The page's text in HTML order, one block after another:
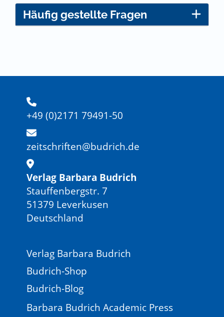
Häufig gestellte Fragen
+49 (0)2171 79491-50
zeitschriften@budrich.de
Verlag Barbara Budrich
Stauffenbergstr. 7
51379 Leverkusen
Deutschland
Verlag Barbara Budrich
Budrich-Shop
Budrich-Blog
Barbara Budrich Academic Press